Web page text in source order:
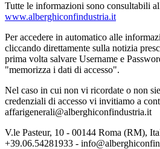
Tutte le informazioni sono consultabili
www.alberghiconfindustria.it
Per accedere in automatico alle
cliccando direttamente sulla notizia
prima volta salvare Username e
"memorizza i dati di accesso".
Nel caso in cui non vi ricordate o non
credenziali di accesso vi invitiamo a
affarigenerali@alberghiconfindustria.it
V.le Pasteur, 10 - 00144 Roma (RM),
+39.06.54281933 -